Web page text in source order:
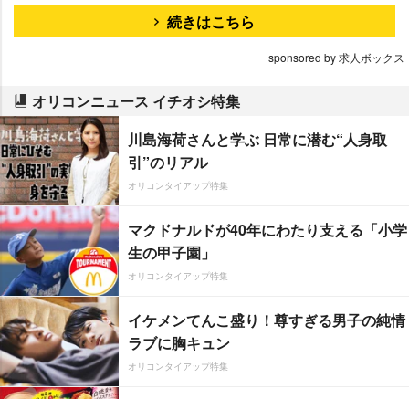
続きはこちら
sponsored by 求人ボックス
オリコンニュース イチオシ特集
川島海荷さんと学ぶ 日常に潜む“人身取
引”のリアル
オリコンタイアップ特集
マクドナルドが40年にわたり支える「小学
生の甲子園」
オリコンタイアップ特集
イケメンてんこ盛り！尊すぎる男子の純情
ラブに胸キュン
オリコンタイアップ特集